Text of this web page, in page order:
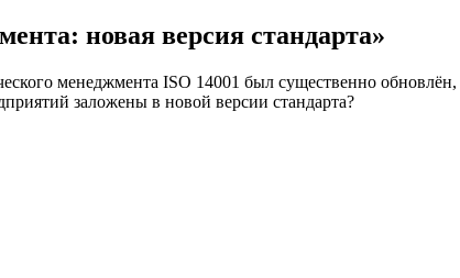
новая версия стандарта»
менеджмента ISO 14001 был существенно
заложены в новой версии стандарта?